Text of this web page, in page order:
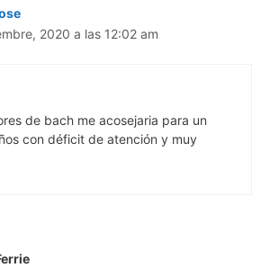
2020 a las 12:02 am
de bach me acosejaria para un
con déficit de atención y muy